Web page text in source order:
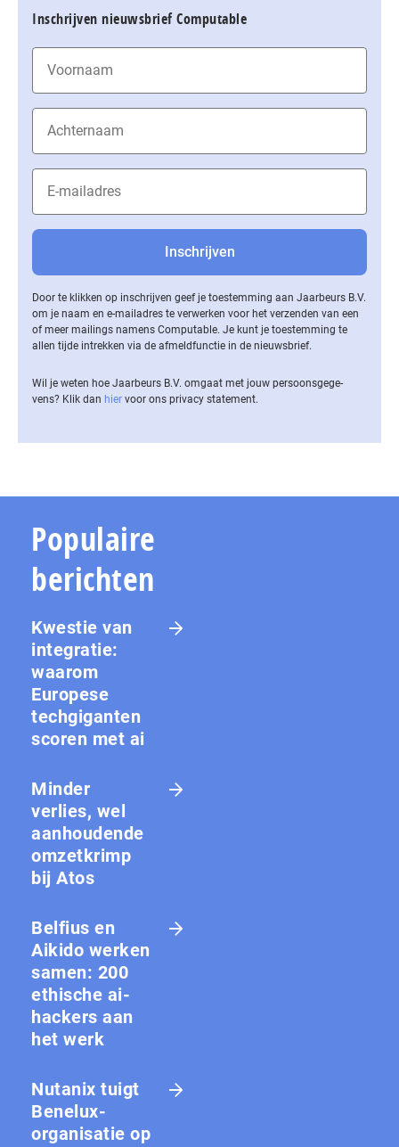
Inschrijven nieuwsbrief Computable
Door te klikken op inschrijven geef je toestemming aan Jaarbeurs B.V.
om je naam en e-mailadres te verwerken voor het verzenden van een
of meer mailings namens Computable. Je kunt je toestemming te
allen tijde intrekken via de af­meld­func­tie in de nieuwsbrief.
Wil je weten hoe Jaarbeurs B.V. omgaat met jouw per­soons­ge­ge­
vens? Klik dan hier voor ons privacy statement.
Populaire
berichten
Kwestie van
integratie:
waarom
Europese
techgiganten
scoren met ai
Minder
verlies, wel
aanhoudende
omzetkrimp
bij Atos
Belfius en
Aikido werken
samen: 200
ethische ai-
hackers aan
het werk
Nutanix tuigt
Benelux-
organisatie op